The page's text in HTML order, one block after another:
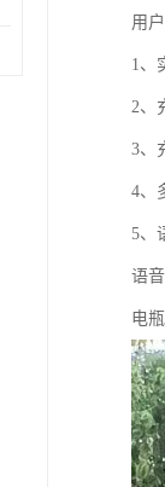
用
1、
2、
3、
4、
5、
语
电